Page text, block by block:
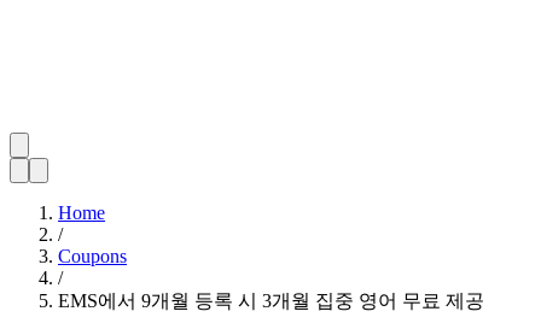
Home
/
Coupons
/
EMS에서 9개월 등록 시 3개월 집중 영어 무료 제공